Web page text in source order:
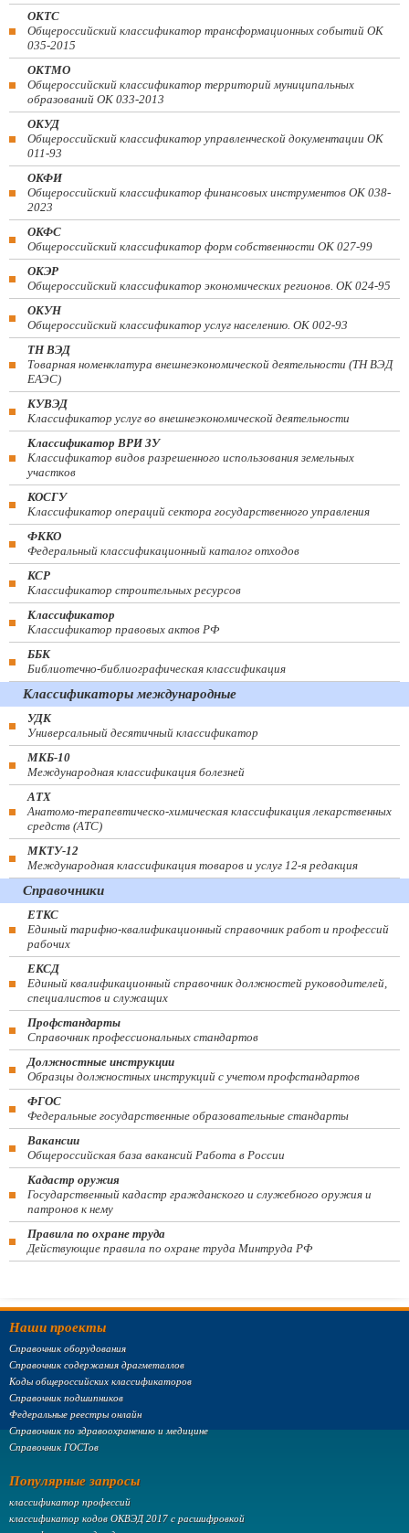
ОКТС
Общероссийский классификатор трансформационных событий ОК
035-2015
ОКТМО
Общероссийский классификатор территорий муниципальных
образований ОК 033-2013
ОКУД
Общероссийский классификатор управленческой документации ОК
011-93
ОКФИ
Общероссийский классификатор финансовых инструментов OK 038-
2023
ОКФС
Общероссийский классификатор форм собственности ОК 027-99
ОКЭР
Общероссийский классификатор экономических регионов. ОК 024-95
ОКУН
Общероссийский классификатор услуг населению. ОК 002-93
ТН ВЭД
Товарная номенклатура внешнеэкономической деятельности (ТН ВЭД
ЕАЭС)
КУВЭД
Классификатор услуг во внешнеэкономической деятельности
Классификатор ВРИ ЗУ
Классификатор видов разрешенного использования земельных
участков
КОСГУ
Классификатор операций сектора государственного управления
ФККО
Федеральный классификационный каталог отходов
КСР
Классификатор строительных ресурсов
Классификатор
Классификатор правовых актов РФ
ББК
Библиотечно-библиографическая классификация
Классификаторы международные
УДК
Универсальный десятичный классификатор
МКБ-10
Международная классификация болезней
АТХ
Анатомо-терапевтическо-химическая классификация лекарственных
средств (ATC)
МКТУ-12
Международная классификация товаров и услуг 12-я редакция
Справочники
ЕТКС
Единый тарифно-квалификационный справочник работ и профессий
рабочих
ЕКСД
Единый квалификационный справочник должностей руководителей,
специалистов и служащих
Профстандарты
Справочник профессиональных стандартов
Должностные инструкции
Образцы должностных инструкций с учетом профстандартов
ФГОС
Федеральные государственные образовательные стандарты
Вакансии
Общероссийская база вакансий Работа в России
Кадастр оружия
Государственный кадастр гражданского и служебного оружия и
патронов к нему
Правила по охране труда
Действующие правила по охране труда Минтруда РФ
Наши проекты
Справочник оборудования
Справочник содержания драгметаллов
Коды общероссийских классификаторов
Справочник подшипников
Федеральные реестры онлайн
Справочник по здравоохранению и медицине
Справочник ГОСТов
Популярные запросы
классификатор профессий
классификатор кодов ОКВЭД 2017 с расшифровкой